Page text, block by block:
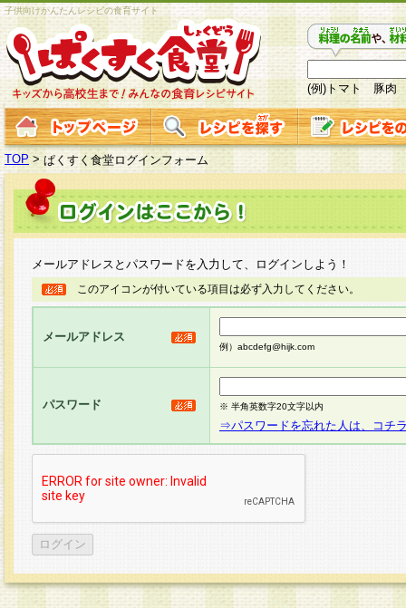
子供向けかんたんレシピの食育サイト
(例)トマト 豚肉
TOP > ぱくすく食堂ログインフォーム
メールアドレスとパスワードを入力して、ログインしよう！
このアイコンが付いている項目は必ず入力してください。
メールアドレス
例）abcdefg@hijk.com
パスワード ※ 半角英数字20文字以内
⇒パスワードを忘れた人は、コチ